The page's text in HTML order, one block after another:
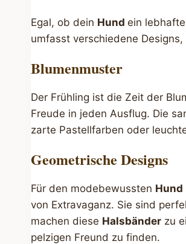
Egal, ob dein Hundein
umfasst verschiedene
Blumenmuster
Der Frühling ist die Zeit der
Freude in jeden Ausflug. Die
zarte Pastellfarben oder
Geometrische Designs
Für den modebewussten Hund
von Extravaganz. Sie sind
machen diese Halsbänder zu
pelzigen Freund zu finden.